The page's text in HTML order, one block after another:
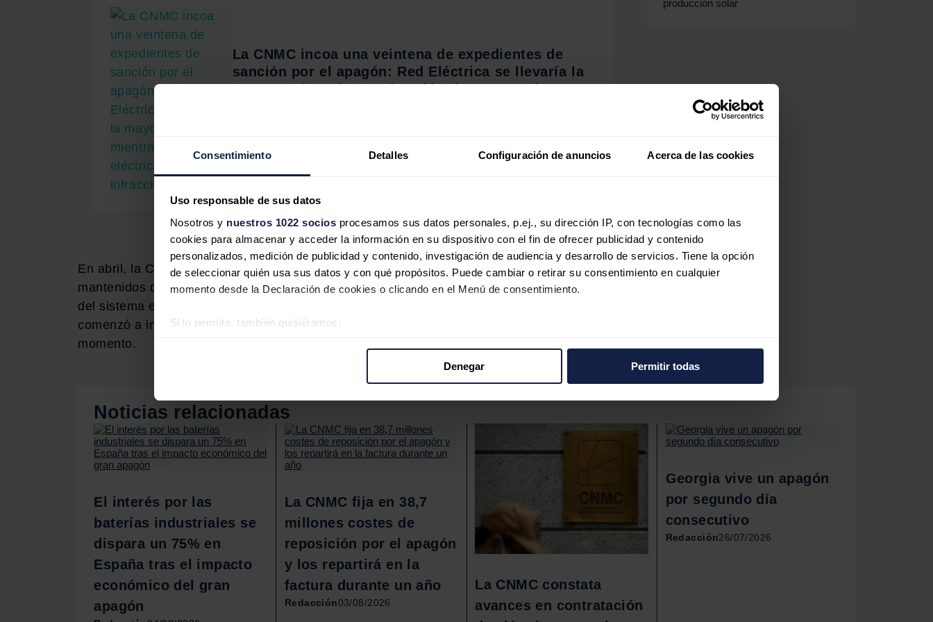
Consentimiento Detalles Configuración de anuncios Acerca de las cookies
Uso responsable de sus datos
Nosotros y nuestros 1022 socios procesamos sus datos personales, p.ej., su dirección IP, con tecnologías como las
cookies para almacenar y acceder la información en su dispositivo con el fin de ofrecer publicidad y contenido
personalizados, medición de publicidad y contenido, investigación de audiencia y desarrollo de servicios. Tiene la opción
de seleccionar quién usa sus datos y con qué propósitos. Puede cambiar o retirar su consentimiento en cualquier
momento desde la Declaración de cookies o clicando en el Menú de consentimiento.
Si lo permite, también quisiéramos:
Las cookies de este sitio web se usan para personalizar el contenido y los anuncios, ofrecer funciones de redes sociales
y analizar el tráfico. Además, compartimos información sobre el uso que haga del sitio web con nuestros partners de
redes sociales, publicidad y análisis web, quienes pueden combinarla con otra información que les haya proporcionado o
Denegar Permitir todas
La CNMC incoa una veintena de expedientes de
sanción por el apagón: Red Eléctrica se llevaría la
mayor multa mientras las eléctricas son solo
de un centenar y lo hace sin dar a conocer las cantidades económicas.
En abril, la CNMC indicó que había detectado "diversos indicios de incumplimiento, algunos
mantenidos durante periodos prolongados de tiempo, que habrían afectado al funcionamiento
del sistema eléctrico y podrían ser constitutivos de infracciones administrativas". Tras esto,
comenzó a incoar las decenas de expedientes sancionadores que hay sobre la mesa por el
momento.
Noticias relacionadas
El interés por las
baterías industriales se
dispara un 75% en
España tras el impacto
económico del gran
apagón
La CNMC fija en 38,7
millones costes de
reposición por el apagón
y los repartirá en la
factura durante un año
Redacción03/08/2026
La CNMC constata
avances en contratación
Georgia vive un apagón
por segundo día
consecutivo
Redacción26/07/2026
producción solar